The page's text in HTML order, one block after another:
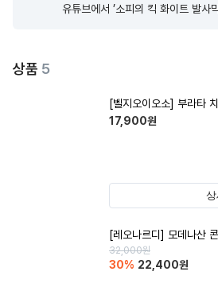
유튜브에서 ’소피의 킥 화이트 발사
상품 5
[벨지오이오소] 부라타
17,900원
상
[레오나르디] 모데나산
32,000원
30% 22,400원